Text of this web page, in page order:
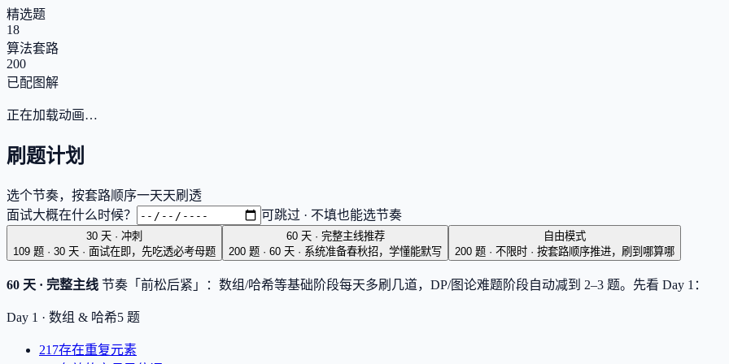
精选题
18
算法套路
200
已配图解
正在加载动画…
刷题计划
选个节奏，按套路顺序一天天刷透
面试大概在什么时候？
可跳过 · 不填也能选节奏
30 天 · 冲刺
109 题 · 30 天 · 面试在即，先吃透必考母题
60 天 · 完整主线推荐
200 题 · 60 天 · 系统准备春秋招，学懂能默写
自由模式
200 题 · 不限时 · 按套路顺序推进，刷到哪算哪
60 天 · 完整主线 节奏「前松后紧」：数组/哈希等基础阶段每天多刷几道，DP/图论难题阶段自动减到 2–3 题。先看 Day 1：
Day 1 · 数组 & 哈希5 题
217存在重复元素